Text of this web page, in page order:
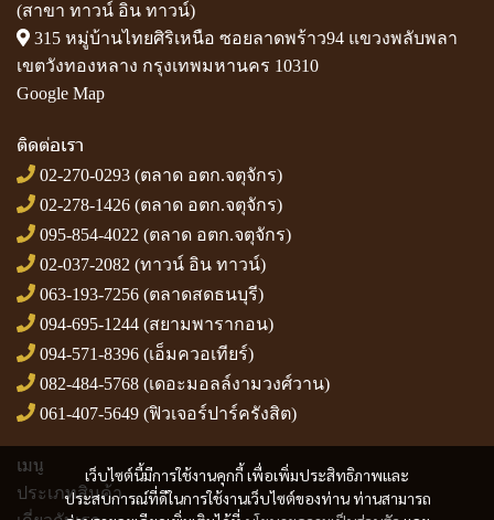
เว็บไซต์นี้มีการใช้งานคุกกี้ เพื่อเพิ่มประสิทธิภาพและ
ประสบการณ์ที่ดีในการใช้งานเว็บไซต์ของท่าน ท่านสามารถ
(สาขา ทาวน์ อิน ทาวน์)
315 หมู่บ้านไทยศิริเหนือ ซอยลาดพร้าว94 แขวงพลับพลา
เขตวังทองหลาง กรุงเทพมหานคร 10310
Google Map
ติดต่อเรา
02-270-0293 (ตลาด อตก.จตุจักร)
02-278-1426 (ตลาด อตก.จตุจักร)
095-854-4022 (ตลาด อตก.จตุจักร)
02-037-2082 (ทาวน์ อิน ทาวน์)
063-193-7256 (ตลาดสดธนบุรี)
094-695-1244 (สยามพารากอน)
094-571-8396 (เอ็มควอเทียร์)
082-484-5768 (เดอะมอลล์งามวงศ์วาน)
061-407-5649 (ฟิวเจอร์ปาร์ครังสิต)
เมนู
ประเภทสินค้า